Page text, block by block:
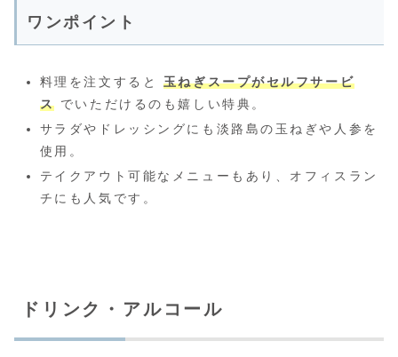
ワンポイント
料理を注文すると 玉ねぎスープがセルフサービ
ス でいただけるのも嬉しい特典。
サラダやドレッシングにも淡路島の玉ねぎや人参を
使用。
テイクアウト可能なメニューもあり、オフィスラン
チにも人気です。
ドリンク・アルコール